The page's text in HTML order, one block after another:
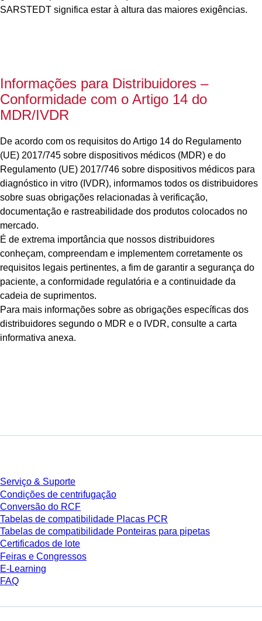
SARSTEDT significa estar à altura das maiores exigências.
Informações para Distribuidores –
Conformidade com o Artigo 14 do
MDR/IVDR
De acordo com os requisitos do Artigo 14 do Regulamento
(UE) 2017/745 sobre dispositivos médicos (MDR) e do
Regulamento (UE) 2017/746 sobre dispositivos médicos para
diagnóstico in vitro (IVDR), informamos todos os distribuidores
sobre suas obrigações relacionadas à verificação,
documentação e rastreabilidade dos produtos colocados no
mercado.
É de extrema importância que nossos distribuidores
conheçam, compreendam e implementem corretamente os
requisitos legais pertinentes, a fim de garantir a segurança do
paciente, a conformidade regulatória e a continuidade da
cadeia de suprimentos.
Para mais informações sobre as obrigações específicas dos
distribuidores segundo o MDR e o IVDR, consulte a carta
informativa anexa.
Serviço & Suporte
Condições de centrifugação
Conversão do RCF
Tabelas de compatibilidade Placas PCR
Tabelas de compatibilidade Ponteiras para pipetas
Certificados de lote
Feiras e Congressos
E-Learning
FAQ